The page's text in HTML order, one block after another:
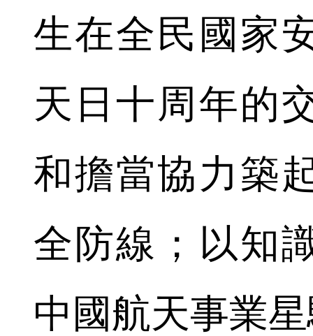
生在全民國家
天日十周年的
和擔當協力築
全防線；以知
中國航天事業